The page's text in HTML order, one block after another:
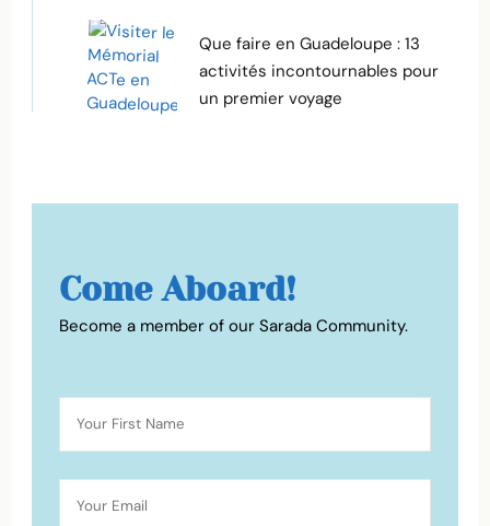
Que faire en Guadeloupe : 13
activités incontournables pour
un premier voyage
Come Aboard!
Become a member of our Sarada Community.